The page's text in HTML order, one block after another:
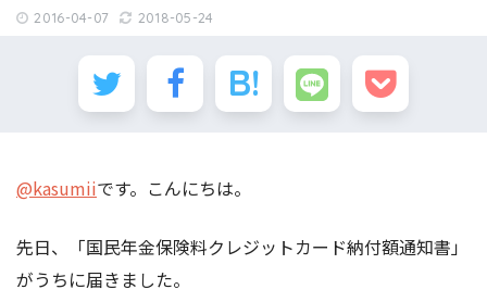
2016-04-07 2018-05-24
@kasumiiです。こんにちは。
先日、「国民年金保険料クレジットカード納付額通知書」
がうちに届きました。